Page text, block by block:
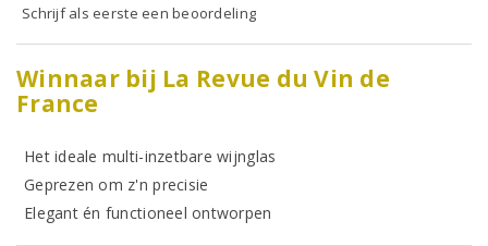
Schrijf als eerste een beoordeling
Winnaar bij La Revue du Vin de
France
Het ideale multi-inzetbare wijnglas
Geprezen om z'n precisie
Elegant én functioneel ontworpen